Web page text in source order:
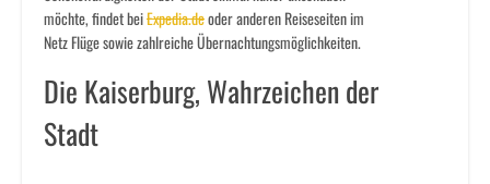
möchte, findet beiExpedia.deoder anderen Reiseseiten im
Netz Flüge sowie zahlreiche Übernachtungsmöglichkeiten.
Die Kaiserburg, Wahrzeichen der
Stadt